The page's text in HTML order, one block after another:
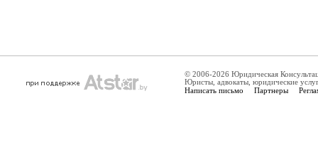
© 2006-2026 Юридическая
Юристы, адвокаты, юридические
Написать письмо Партнеры